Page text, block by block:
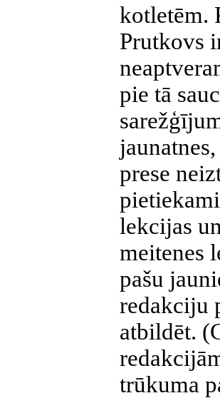
kotletēm.
Prutkovs
pie tā
prese
lekcijas
meitenes
pašu
redakciju
atbildēt.
trūkuma